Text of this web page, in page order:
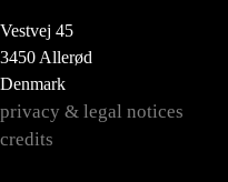
Vestvej 45
3450 Allerød
Denmark
privacy & legal notices
credits